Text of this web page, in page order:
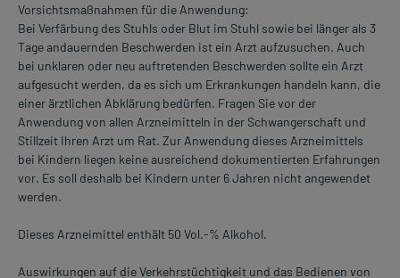
Vorsichtsmaßnahmen für die Anwendung:
Bei Verfärbung des Stuhls oder Blut im Stuhl sowie bei länger als 3
Tage andauernden Beschwerden ist ein Arzt aufzusuchen. Auch
bei unklaren oder neu auftretenden Beschwerden sollte ein Arzt
aufgesucht werden, da es sich um Erkrankungen handeln kann, die
einer ärztlichen Abklärung bedürfen. Fragen Sie vor der
Anwendung von allen Arzneimitteln in der Schwangerschaft und
Stillzeit Ihren Arzt um Rat. Zur Anwendung dieses Arzneimittels
bei Kindern liegen keine ausreichend dokumentierten Erfahrungen
vor. Es soll deshalb bei Kindern unter 6 Jahren nicht angewendet
werden.
Dieses Arzneimittel enthält 50 Vol.-% Alkohol.
Auswirkungen auf die Verkehrstüchtigkeit und das Bedienen von